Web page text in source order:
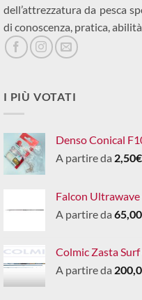
dell’attrezzatura da pesca
di conoscenza, pratica,
I PIÙ VOTATI
Denso Conical
A partire da 2,50€
Falcon
A partire da 65,00
Colmic Zasta
A partire da